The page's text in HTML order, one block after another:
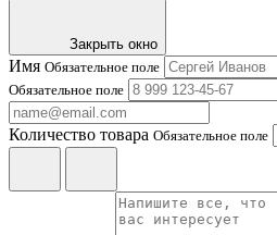
Закрыть окно
Имя Обязательное поле
Обязательное поле
Количество товара Обязательное поле